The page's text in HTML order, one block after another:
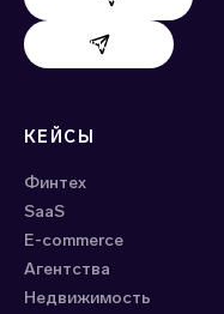
Поддержка Evido
КЕЙСЫ
Финтех
SaaS
E-commerce
Агентства
Недвижимость